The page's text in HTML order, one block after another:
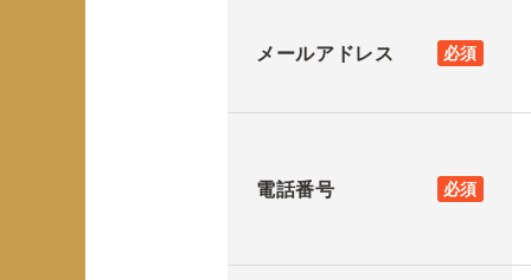
メールアドレス 必須
電話番号 必須